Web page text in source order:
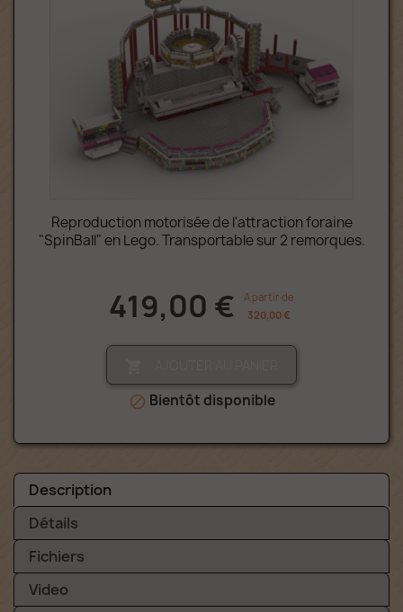
Reproduction motorisée de l'attraction foraine
"SpinBall" en Lego. Transportable sur 2 remorques.
419,00 €
A partir de
320,00 €
 Bientôt disponible
Description
Détails
Fichiers
Video